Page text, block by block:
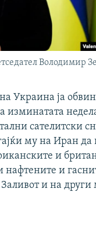
Володимир
Украина ја
изминатата
сателитски
му на Иран да
и
нафтените и
и на други